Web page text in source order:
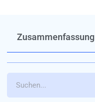
Zusammenfassung